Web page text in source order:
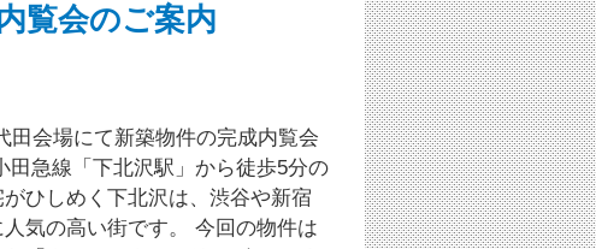
覧会のご案内
田会場にて新築物件の完成内覧会
急線「下北沢駅」から徒歩5分の
ひしめく下北沢は、渋谷や新宿
気の高い街です。 今回の物件は